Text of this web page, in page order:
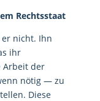
Rechtsstaat
nicht. Ihn
ihr
Arbeit der
nötig — zu
Diese